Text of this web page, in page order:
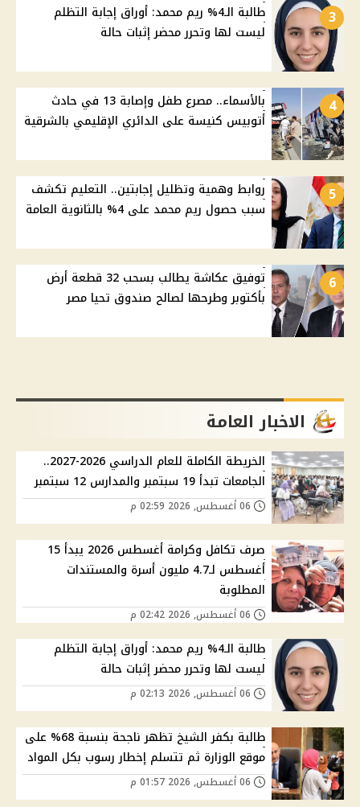
3
طالبة الـ4% ريم محمد: أوراق إجابة التظلم
ليست لها وتحرر محضر إثبات حالة
4
بالأسماء.. مصرع طفل وإصابة 13 في حادث
أتوبيس كنيسة على الدائري الإقليمي بالشرقية
5
روابط وهمية وتظليل إجابتين.. التعليم تكشف
سبب حصول ريم محمد على 4% بالثانوية العامة
6
توفيق عكاشة يطالب بسحب 32 قطعة أرض
بأكتوبر وطرحها لصالح صندوق تحيا مصر
الاخبار العامة
الخريطة الكاملة للعام الدراسي 2026-2027..
الجامعات تبدأ 19 سبتمبر والمدارس 12 سبتمبر
صرف تكافل وكرامة أغسطس 2026 يبدأ 15
أغسطس لـ4.7 مليون أسرة والمستندات
المطلوبة
طالبة الـ4% ريم محمد: أوراق إجابة التظلم
ليست لها وتحرر محضر إثبات حالة
طالبة بكفر الشيخ تظهر ناجحة بنسبة 68% على
موقع الوزارة ثم تتسلم إخطار رسوب بكل المواد